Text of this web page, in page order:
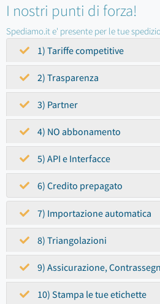
I nostri punti di forza!
Spediamo.it e' presente per le tue
1) Tariffe competitive
2) Trasparenza
3) Partner
4) NO abbonamento
5) API e Interfacce
6) Credito prepagato
7) Importazione automatica
8) Triangolazioni
9) Assicurazione,
10) Stampa le tue etichette